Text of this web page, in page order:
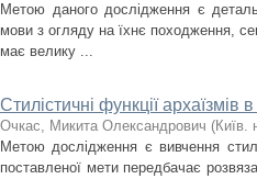
Метою даного дослідження є
мови з огляду на їхнє походження,
має велику ...
Стилістичні функції архаїзмів
Очкас, Микита Олександрович (Київ.
Метою дослідження є вивчення
поставленої мети передбачає